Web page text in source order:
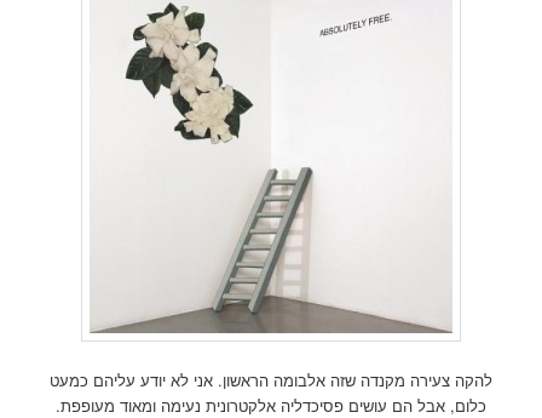
להקה צעירה מקנדה שזה אלבומה הראשון. אני לא יודע עליהם כמעט
כלום, אבל הם עושים פסיכדליה אלקטרונית נעימה ומאוד מעופפת.